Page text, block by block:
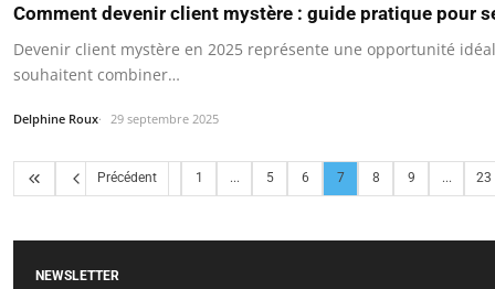
Comment devenir client mystère : guide pratique pour
Devenir client mystère en 2025 représente une opportunité
souhaitent combiner…
Delphine Roux 29 septembre 2025
Précédent 1 ... 5 6 7 8 9 ... 23
NEWSLETTER